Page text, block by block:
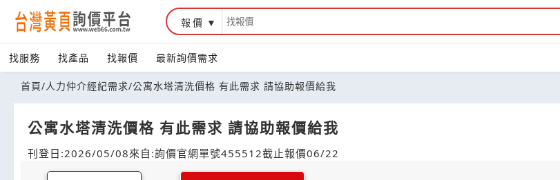
報價
找服務 找產品 找報價 最新詢價需求
首頁/人力仲介經紀需求/公寓水塔清洗價格 有此需求 請協助報價給我
公寓水塔清洗價格 有此需求 請協助報價給我
刊登日:2026/05/08來自:詢價官網單號455512截止報價06/22